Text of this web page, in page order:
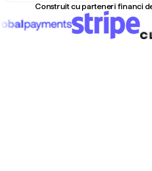
Construit cu parteneri financi